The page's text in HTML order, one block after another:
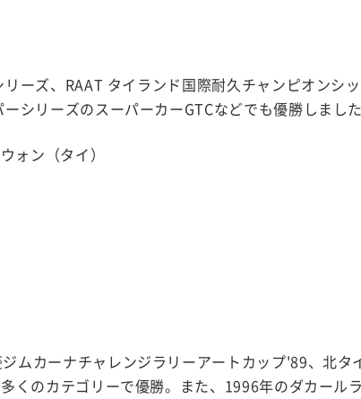
ーズ、RAAT タイランド国際耐久チャンピオンシ
シリーズのスーパーカーGTCなどでも優勝しました
ォン（タイ）
ムカーナチャレンジラリーアートカップ'89、北タ
くのカテゴリーで優勝。また、1996年のダカール